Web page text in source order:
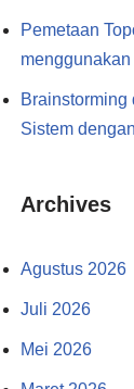
Pemetaan
Brainstorming
Sistem
Archives
Agustus 2026
Juli 2026
Mei 2026